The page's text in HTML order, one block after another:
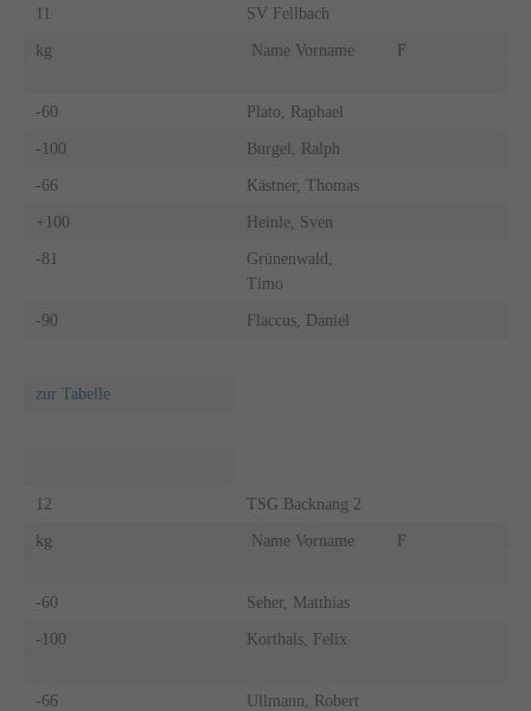
11 SV Fellbach
kg Name Vorname F
-60 Plato, Raphael
-100 Burgel, Ralph
-66 Kästner, Thomas
+100 Heinle, Sven
-81
Grünenwald,
Timo
-90 Flaccus, Daniel
zur Tabelle
12 TSG Backnang 2
kg Name Vorname F
-60 Seher, Matthias
-100 Korthals, Felix
-66 Ullmann, Robert